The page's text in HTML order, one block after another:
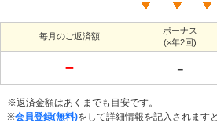
毎月のご返済額
ボーナス
(×年2回)
－ －
※返済金額はあくまでも目安です。
※会員登録(無料)をして詳細情報を記入されます